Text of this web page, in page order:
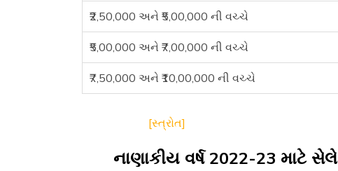
₹2,50,000 અને ₹5,00,000 ની વચ્ચે
₹5,00,000 અને ₹7,00,000 ની વચ્ચે
₹7,50,000 અને ₹10,00,000 ની વચ્ચે
[સ્ત્રોત]
નાણાકીય વર્ષ 2022-23 માટે